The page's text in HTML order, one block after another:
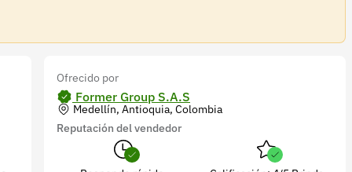
Ofrecido por
Former Group S.A.S
Medellín, Antioquia, Colombia
Reputación del vendedor